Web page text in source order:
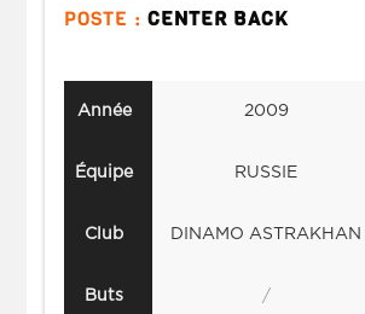
POSTE :CENTER BACK
Année
Équipe
Club
Buts
2009
RUSSIE
DINAMO ASTRAKHAN
/